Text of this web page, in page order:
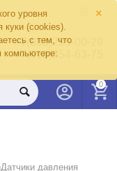
×
уровня
куки (cookies).
с тем, что
компьютере:
+7(863)285-00-29
+7(918)554-63-75
0
Датчики давления